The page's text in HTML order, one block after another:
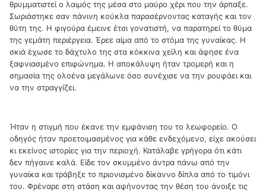
θρυμματιστεί ο λαιμός της μέσα στο μαύρο χέρι που την άρπαξε.
Σωριάστηκε σαν πάνινη κούκλα παρασέρνοντας καταγής και τον
θύτη της. Η φιγούρα έμεινε έτσι γονατιστή, να παρατηρεί το θύμα
της γεμάτη περιέργεια. Έρεε αίμα από το στόμα της γυναίκας. Η
σκιά έχωσε το δάχτυλο της στα κόκκινα χείλη και άφησε ένα
ξαφνιασμένο επιφώνημα. Η αποκάλυψη ήταν τρομερή και η
σημασία της ολοένα μεγάλωνε όσο συνέχισε να την ρουφάει και
να την στραγγίζει.
Ήταν η στιγμή που έκανε την εμφάνιση του το λεωφορείο. Ο
οδηγός ήταν προετοιμασμένος για κάθε ενδεχόμενο, είχε ακούσει
κι εκείνος ιστορίες για την περιοχή. Κατάλαβε γρήγορα ότι κάτι
δεν πήγαινε καλά. Είδε τον σκυμμένο άντρα πάνω από την
γυναίκα και τράβηξε το πριονισμένο δίκαννο δίπλα από το τιμόνι
του. Φρέναρε στη στάση και αφήνοντας την θέση του άνοιξε τις